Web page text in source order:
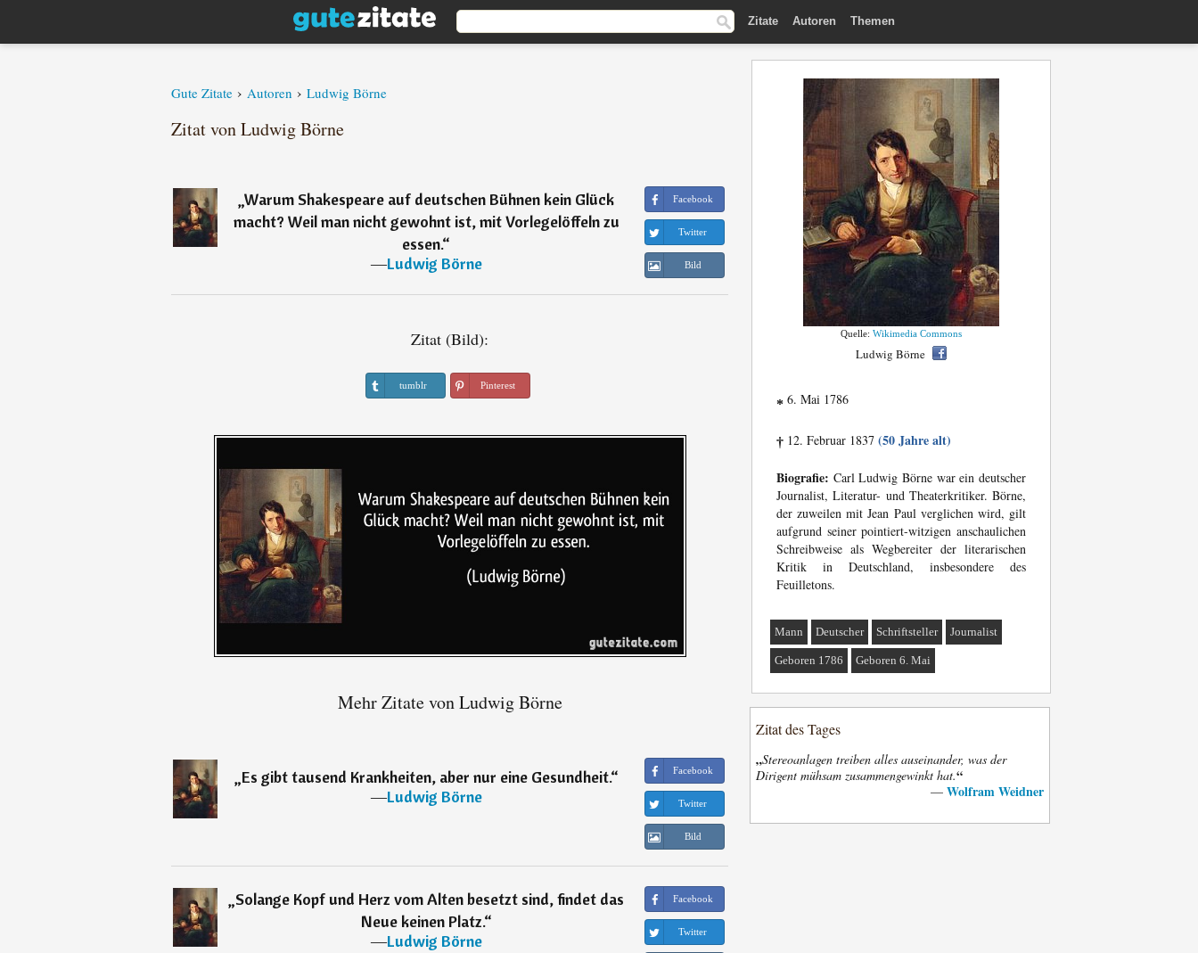
Zitate Autoren Themen
Gute Zitate › Autoren › Ludwig Börne
Zitat von Ludwig Börne
„Warum Shakespeare auf deutschen Bühnen kein Glück
macht? Weil man nicht gewohnt ist, mit Vorlegelöffeln zu
essen.“
―Ludwig Börne
Facebook
Twitter
Bild
Zitat (Bild):
tumblr Pinterest
Mehr Zitate von Ludwig Börne
„Es gibt tausend Krankheiten, aber nur eine Gesundheit.“
―Ludwig Börne
Facebook
Twitter
Bild
„Solange Kopf und Herz vom Alten besetzt sind, findet das
Neue keinen Platz.“
―Ludwig Börne
Facebook
Twitter
Quelle: Wikimedia Commons
Ludwig Börne
* 6. Mai 1786
† 12. Februar 1837 (50 Jahre alt)
Biografie: Carl Ludwig Börne war ein deutscher
Journalist, Literatur- und Theaterkritiker. Börne,
der zuweilen mit Jean Paul verglichen wird, gilt
aufgrund seiner pointiert-witzigen anschaulichen
Schreibweise als Wegbereiter der literarischen
Kritik in Deutschland, insbesondere des
Feuilletons.
Mann Deutscher Schriftsteller Journalist
Geboren 1786 Geboren 6. Mai
Zitat des Tages
„Stereoanlagen treiben alles auseinander, was der
Dirigent mühsam zusammengewinkt hat.“
— Wolfram Weidner